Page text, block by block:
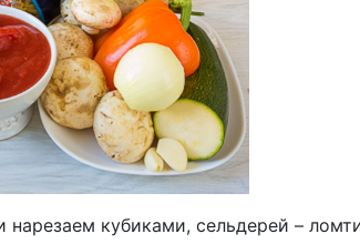
кубиками, сельдерей –